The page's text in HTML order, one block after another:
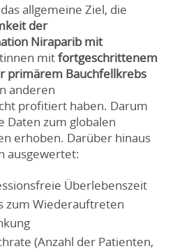
allgemeine Ziel, die
der
Niraparib mit
mitfortgeschrittenem
primärem Bauchfellkrebs
anderen
profitiert haben. Darum
Daten zum globalen
erhoben. Darüber hinaus
ausgewertet:
Überlebenszeit
zum Wiederauftreten
(Anzahl der Patienten,